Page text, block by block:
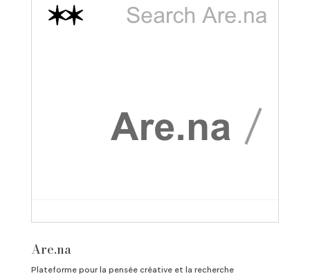
Are.na
Plateforme pour la pensée créative et la recherche